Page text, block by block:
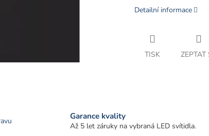
Detailní informace
TISK ZEPTAT
Garance kvality
Až 5 let záruky na vybraná LED svítidla.